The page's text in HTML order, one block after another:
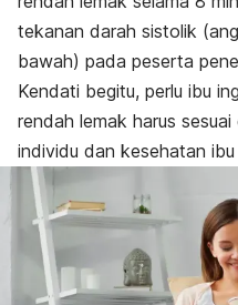
tekanan darah sistolik
bawah) pada peserta
Kendati begitu, perlu ibu
rendah lemak harus
individu dan kesehatan ibu